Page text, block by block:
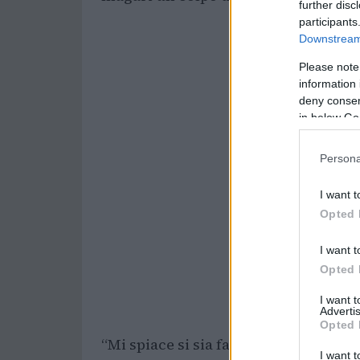
further
Please
information
deny
in below
I want
Opted
I want
Opted
I want
Opted
I want
“Mi spiace si sia fatto male e che